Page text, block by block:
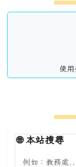
使
🌐本站搜尋
搜尋本站內容